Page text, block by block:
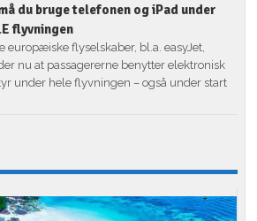
du bruge telefonen og iPad under
flyvningen
europæiske flyselskaber, bl.a. easyJet,
nu at passagererne benytter elektronisk
under hele flyvningen – også under start